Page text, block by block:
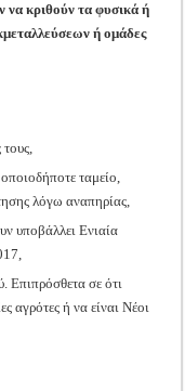
να κριθούν τα φυσικά ή
ή ομάδες
τους,
ταμείο,
λόγω αναπηρίας,
υποβάλλει Ενιαία
Επιπρόσθετα σε ότι
αγρότες ή να είναι Νέοι